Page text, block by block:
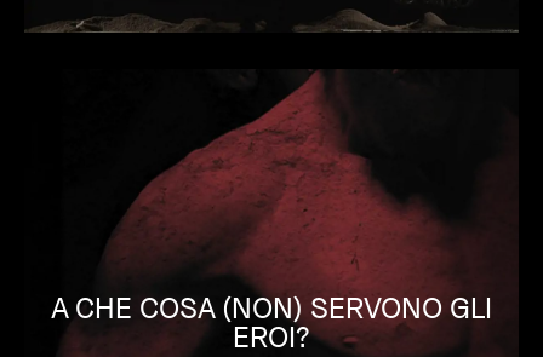
A CHE COSA (NON) SERVONO GLI
EROI?